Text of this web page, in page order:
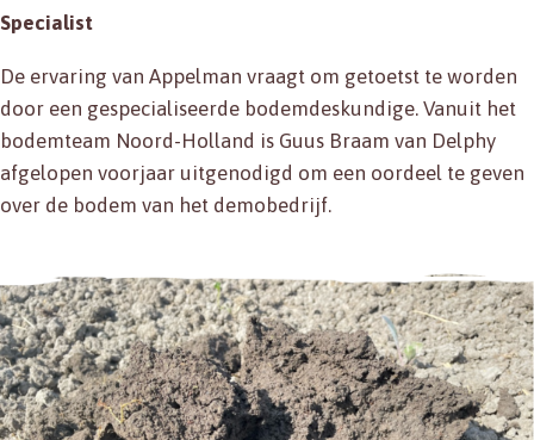
Specialist
De ervaring van Appelman vraagt om getoetst te worden
door een gespecialiseerde bodemdeskundige. Vanuit het
bodemteam Noord-Holland is Guus Braam van Delphy
afgelopen voorjaar uitgenodigd om een oordeel te geven
over de bodem van het demobedrijf.